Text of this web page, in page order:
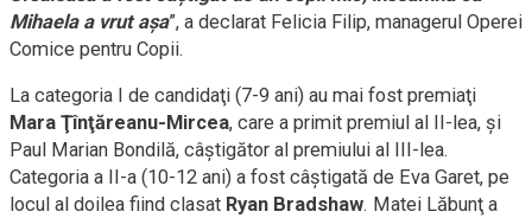
Mihaela a vrut aşa”, a declarat Felicia Filip, managerul Operei
Comice pentru Copii.
La categoria I de candidaţi (7-9 ani) au mai fost premiaţi
Mara Ţînţăreanu-Mircea, care a primit premiul al II-lea, şi
Paul Marian Bondilă, câştigător al premiului al III-lea.
Categoria a II-a (10-12 ani) a fost câştigată de Eva Garet, pe
locul al doilea fiind clasat Ryan Bradshaw. Matei Lăbunţ a